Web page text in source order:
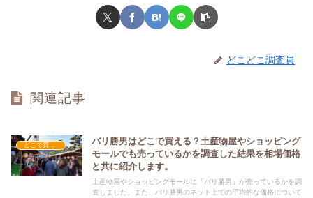
どこどこ調査員
関連記事
バリ勝男はどこで買える？土産物屋やショッピング
モールでも売っているかを調査した結果を相場価格
と共に紹介します。
土産物屋やショッピングモールに「バリ勝男」が売っているかを調
査しました。また、バリ勝男のネット上での平均的な価格について